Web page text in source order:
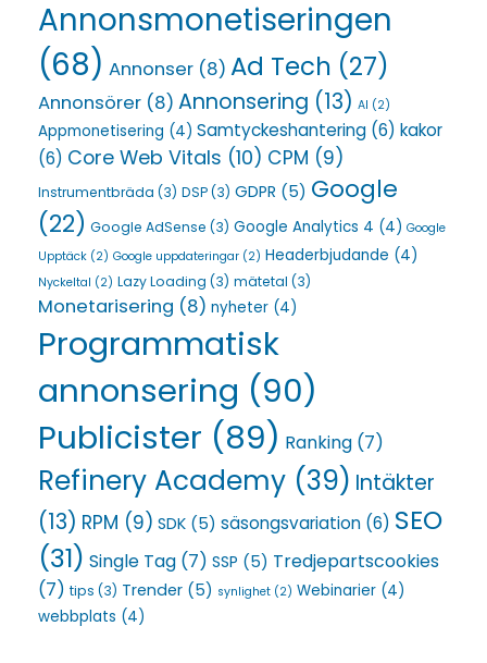
Annonsmonetiseringen
(68) Annonser (8) Ad Tech (27)
Annonsörer (8) Annonsering (13) AI (2)
Appmonetisering (4) Samtyckeshantering (6) kakor
(6) Core Web Vitals (10) CPM (9)
Instrumentbräda (3) DSP(3) GDPR (5) Google
(22) Google AdSense (3) Google Analytics 4 (4) Google
Upptäck (2) Google uppdateringar (2) Headerbjudande (4)
Nyckeltal (2) Lazy Loading (3) mätetal (3)
Monetarisering (8) nyheter (4)
Programmatisk
annonsering (90)
Publicister (89) Ranking (7)
Refinery Academy (39) Intäkter
(13) RPM (9) SDK (5) säsongsvariation (6) SEO
(31) Single Tag (7) SSP (5) Tredjepartscookies
(7) tips (3) Trender (5) synlighet (2) Webinarier (4)
webbplats (4)